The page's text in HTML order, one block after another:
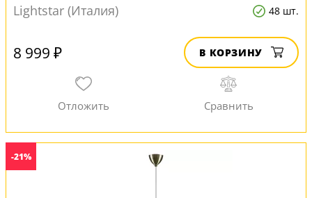
Lightstar (Италия) 48 шт.
8 999 ₽ В КОРЗИНУ
-21%